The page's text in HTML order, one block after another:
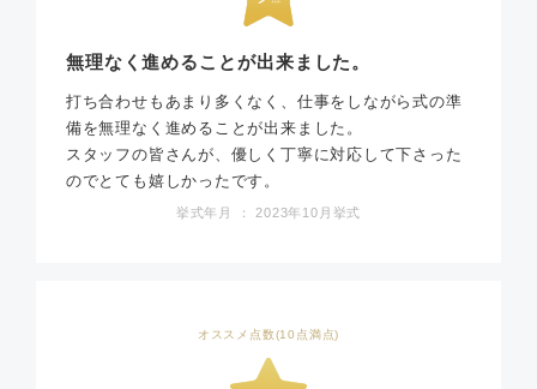
無理なく進めることが出来ました。
打ち合わせもあまり多くなく、仕事をしながら式の準
備を無理なく進めることが出来ました。
スタッフの皆さんが、優しく丁寧に対応して下さった
のでとても嬉しかったです。
挙式年月 ： 2023年10月挙式
オススメ点数(10点満点)